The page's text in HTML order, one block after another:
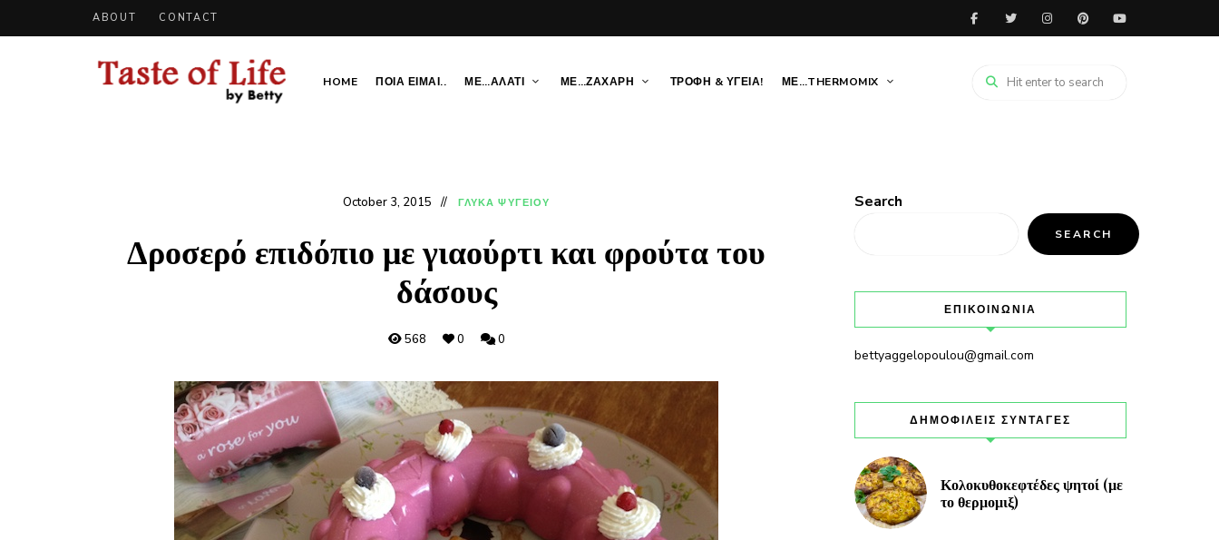
ABOUT CONTACT
HOME ΠΟΙΑ ΕΙΜΑΙ.. ΜΕ…ΑΛΑΤΙ ΜΕ…ΖΑΧΑΡΗ ΤΡΟΦΗ & ΥΓΕΙΑ! ΜΕ…THERMOMIX
October 3, 2015 ΓΛΥΚΑ ΨΥΓΕΙΟΥ
Δροσερό επιδόπιο με γιαούρτι και φρούτα του
δάσους
568 0 0
Search
SEARCH
ΕΠΙΚΟΙΝΩΝΙΑ
bettyaggelopoulou@gmail.com
ΔΗΜΟΦΙΛΕΙΣ ΣΥΝΤΑΓΕΣ
Κολοκυθοκεφτέδες ψητοί (με
το θερμομιξ)